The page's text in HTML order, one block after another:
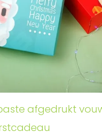
afgedrukt